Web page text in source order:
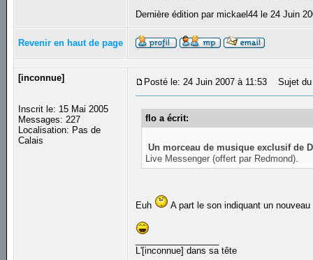
Dernière édition par mickael44 le 24 Juin
Revenir en haut de page
[inconnue]
Inscrit le: 15 Mai 2005
Messages: 227
Localisation: Pas de
Calais
Posté le: 24 Juin 2007 à 11:53 Sujet du
flo a écrit:
Un morceau de musique exclusif de
Live Messenger (offert par Redmond).
Euh A part le son indiquant un
L'[inconnue] dans sa tête